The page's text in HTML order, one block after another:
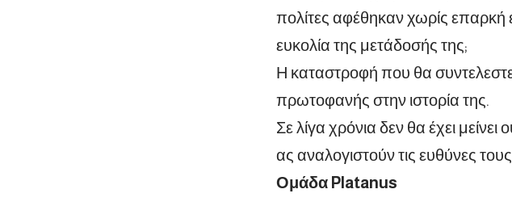
πολίτες αφέθηκαν χωρίς επαρκή
ευκολία της μετάδοσής της;
Η καταστροφή που θα
πρωτοφανής στην ιστορία της.
Σε λίγα χρόνια δεν θα έχει
ας αναλογιστούν τις ευθύνες
Ομάδα Platanus